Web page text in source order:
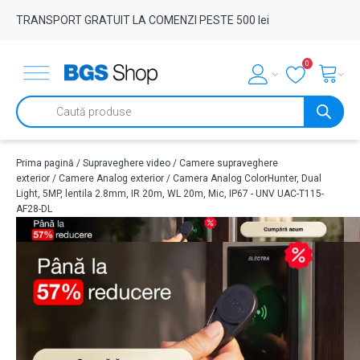
TRANSPORT GRATUIT LA COMENZI PESTE 500 lei
0
Products
search
Prima pagină / Supraveghere video / Camere supraveghere
exterior / Camere Analog exterior / Camera Analog ColorHunter, Dual
Light, 5MP, lentila 2.8mm, IR 20m, WL 20m, Mic, IP67 - UNV UAC-T115-
AF28-DL